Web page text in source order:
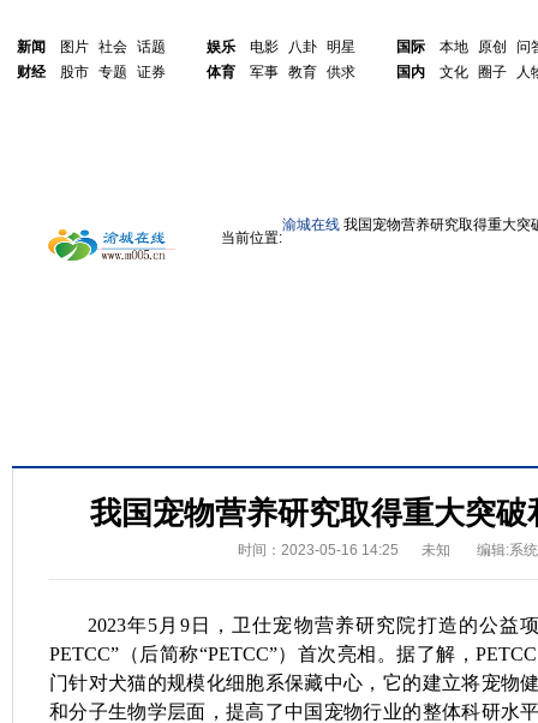
新闻 图片 社会 话题
财经
股市 专题 证券
娱乐 电影 八卦 明星
体育
军事 教育 供求
国际 本地 原创
问
国内
文化 圈子 人
当前位置:
渝城在线我国宠物营养研究取得重大突
我国宠物营养研究取得重大突破
时间：2023-05-16 14:25 未知 编辑:系
2023年5月9日，卫仕宠物营养研究院打造的公益
PETCC”（后简称“PETCC”）首次亮相。据了解，
门针对犬猫的规模化细胞系保藏中心，它的建立将宠物
和分子生物学层面，提高了中国宠物行业的整体科研水